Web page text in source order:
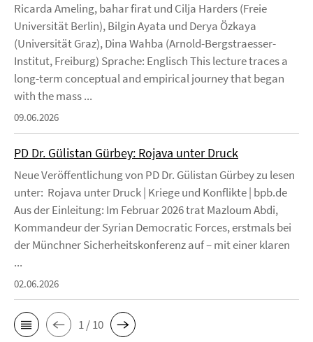
Ricarda Ameling, bahar firat und Cilja Harders (Freie
Universität Berlin), Bilgin Ayata und Derya Özkaya
(Universität Graz), Dina Wahba (Arnold-Bergstraesser-
Institut, Freiburg) Sprache: Englisch This lecture traces a
long-term conceptual and empirical journey that began
with the mass ...
09.06.2026
PD Dr. Gülistan Gürbey: Rojava unter Druck
Neue Veröffentlichung von PD Dr. Gülistan Gürbey zu lesen
unter: Rojava unter Druck | Kriege und Konflikte | bpb.de
Aus der Einleitung: Im Februar 2026 trat Mazloum Abdi,
Kommandeur der Syrian Democratic Forces, erstmals bei
der Münchner Sicherheitskonferenz auf – mit einer klaren
...
02.06.2026
1 / 10